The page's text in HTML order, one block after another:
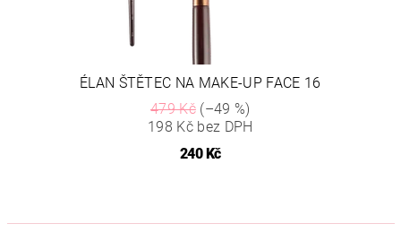
ÉLAN ŠTĚTEC NA MAKE-UP FACE 16
479 Kč(–49 %)
198 Kč bez DPH
240 Kč